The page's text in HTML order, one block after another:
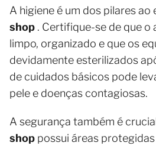
A higiene é um dos pilares ao
shop . Certifique-se de que o
limpo, organizado e que os
devidamente esterilizados
de cuidados básicos pode
pele e doenças contagiosas.
A segurança também é
shop possui áreas